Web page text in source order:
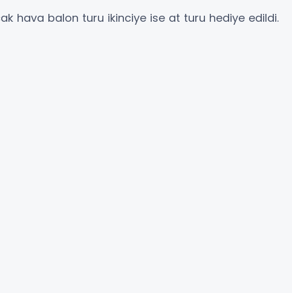
hava balon turu ikinciye ise at turu hediye edildi.